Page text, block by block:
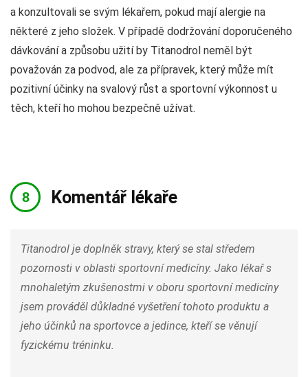
a konzultovali se svým lékařem, pokud mají alergie na
některé z jeho složek. V případě dodržování doporučeného
dávkování a způsobu užití by Titanodrol neměl být
považován za podvod, ale za přípravek, který může mít
pozitivní účinky na svalový růst a sportovní výkonnost u
těch, kteří ho mohou bezpečně užívat.
Komentář lékaře
Titanodrol je doplněk stravy, který se stal středem
pozornosti v oblasti sportovní medicíny. Jako lékař s
mnohaletým zkušenostmi v oboru sportovní medicíny
jsem prováděl důkladné vyšetření tohoto produktu a
jeho účinků na sportovce a jedince, kteří se věnují
fyzickému tréninku.